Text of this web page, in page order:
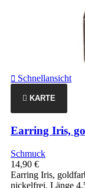
Schnellansicht
 KARTE
Earring Iris,
Schmuck
14,90 €
Earring Iris,
nickelfrei, Länge